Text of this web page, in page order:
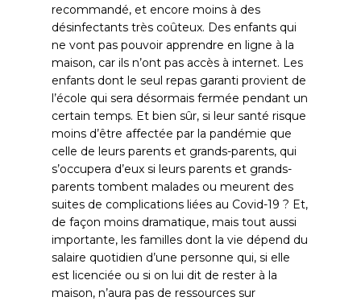
recommandé, et encore moins à des
désinfectants très coûteux. Des enfants qui
ne vont pas pouvoir apprendre en ligne à la
maison, car ils n’ont pas accès à internet. Les
enfants dont le seul repas garanti provient de
l’école qui sera désormais fermée pendant un
certain temps. Et bien sûr, si leur santé risque
moins d’être affectée par la pandémie que
celle de leurs parents et grands-parents, qui
s’occupera d’eux si leurs parents et grands-
parents tombent malades ou meurent des
suites de complications liées au Covid-19 ? Et,
de façon moins dramatique, mais tout aussi
importante, les familles dont la vie dépend du
salaire quotidien d’une personne qui, si elle
est licenciée ou si on lui dit de rester à la
maison, n’aura pas de ressources sur